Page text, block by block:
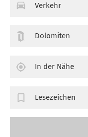
Verkehr
Dolomiten
In der Nähe
Lesezeichen